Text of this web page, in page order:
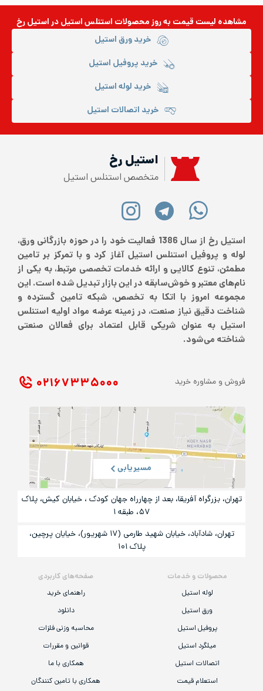
مشاهده لیست قیمت به روزمحصولات استنلس استیلدر استیل رخ
خرید ورق استیل
خرید پروفیل استیل
خرید لوله استیل
خرید اتصالات استیل
استیل رخ
متخصص استنلس استیل
استیل رخ از سال 1386 فعالیت خود را در حوزه بازرگانی ورق،
لوله و پروفیل استنلس استیل آغاز کرد و با تمرکز بر تامین
مطمئن، تنوع کالایی و ارائه خدمات تخصصی مرتبط، به یکی از
نام‌های معتبر و خوش‌سابقه در این بازار تبدیل شده است. این
مجموعه امروز با اتکا به تخصص، شبکه تامین گسترده و
شناخت دقیق نیاز صنعت، در زمینه عرضه مواد اولیه استنلس
استیل به عنوان شریکی قابل اعتماد برای فعالان صنعتی
شناخته می‌شود.
محصولات و خدمات
لوله استیل
ورق استیل
پروفیل استیل
میلگرد استیل
اتصالات استیل
استعلام قیمت
صفحه‌های کاربردی
راهنمای خرید
دانلود
محاسبه وزنی فلزات
قوانین و مقررات
همکاری با ما
همکاری با تامین کنندگان
فروش و مشاوره خرید ۰۲۱ ۶۷۳۳۵۰۰۰
مسیریابی
تهران، بزرگراه آفریقا، بعد از چهارراه جهان کودک ، خیابان کیش، پلاک
۵۷، طبقه ۱
تهران، شادآباد، خیابان شهید طارمی (۱۷ شهریور)، خیایان پرچین،
پلاک ۱۰۱